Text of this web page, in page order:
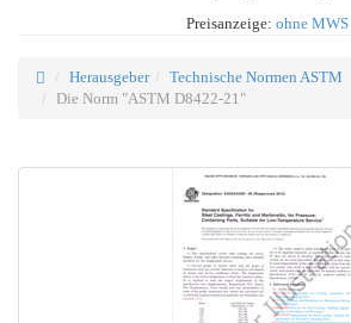
Preisanzeige: ohne MWS
Herausgeber
Technische Normen ASTM
Die Norm "ASTM D8422-21"